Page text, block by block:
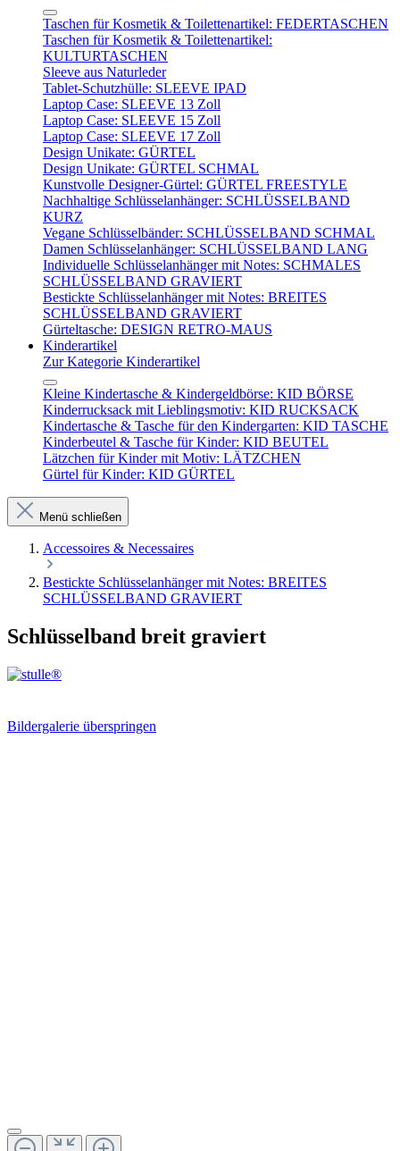
Taschen für Kosmetik & Toilettenartikel: FEDERTASCHEN
Taschen für Kosmetik & Toilettenartikel:
KULTURTASCHEN
Sleeve aus Naturleder
Tablet-Schutzhülle: SLEEVE IPAD
Laptop Case: SLEEVE 13 Zoll
Laptop Case: SLEEVE 15 Zoll
Laptop Case: SLEEVE 17 Zoll
Design Unikate: GÜRTEL
Design Unikate: GÜRTEL SCHMAL
Kunstvolle Designer-Gürtel: GÜRTEL FREESTYLE
Nachhaltige Schlüsselanhänger: SCHLÜSSELBAND
KURZ
Vegane Schlüsselbänder: SCHLÜSSELBAND SCHMAL
Damen Schlüsselanhänger: SCHLÜSSELBAND LANG
Individuelle Schlüsselanhänger mit Notes: SCHMALES
SCHLÜSSELBAND GRAVIERT
Bestickte Schlüsselanhänger mit Notes: BREITES
SCHLÜSSELBAND GRAVIERT
Gürteltasche: DESIGN RETRO-MAUS
Kinderartikel
Zur Kategorie Kinderartikel
Kleine Kindertasche & Kindergeldbörse: KID BÖRSE
Kinderrucksack mit Lieblingsmotiv: KID RUCKSACK
Kindertasche & Tasche für den Kindergarten: KID TASCHE
Kinderbeutel & Tasche für Kinder: KID BEUTEL
Lätzchen für Kinder mit Motiv: LÄTZCHEN
Gürtel für Kinder: KID GÜRTEL
Menü schließen
Accessoires & Necessaires
Bestickte Schlüsselanhänger mit Notes: BREITES
SCHLÜSSELBAND GRAVIERT
Schlüsselband breit graviert
Bildergalerie überspringen